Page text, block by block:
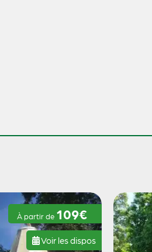
À partir de 109€
Voir les dispos